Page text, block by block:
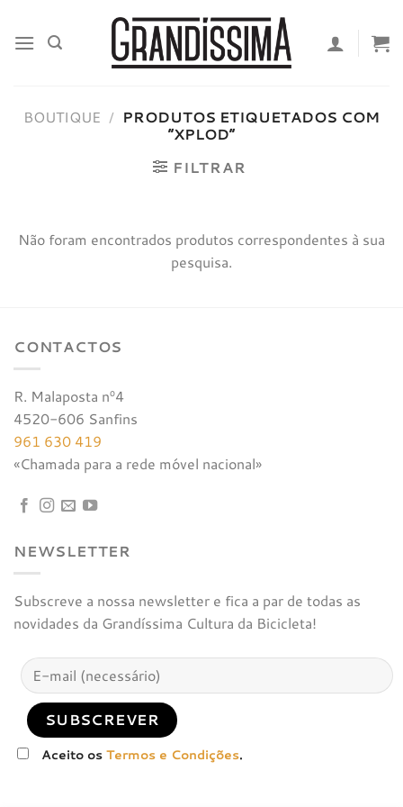
content
BOUTIQUE / PRODUTOS ETIQUETADOS COM
“XPLOD”
FILTRAR
Não foram encontrados produtos correspondentes à sua
pesquisa.
CONTACTOS
R. Malaposta nº4
4520-606 Sanfins
961 630 419
«Chamada para a rede móvel nacional»
NEWSLETTER
Subscreve a nossa newsletter e fica a par de todas as
novidades da Grandíssima Cultura da Bicicleta!
Aceito osTermos e Condições.